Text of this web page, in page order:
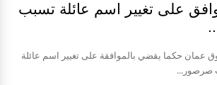
على تغيير اسم عائلة تسبب
عمان حكما يقضي بالموافقة على تغيير اسم عائلة
صرصور...